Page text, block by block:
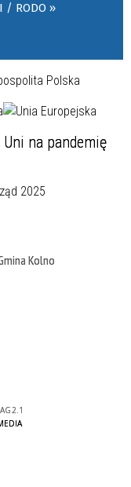
/ RODO »
na pandemię
Kolno
2.1